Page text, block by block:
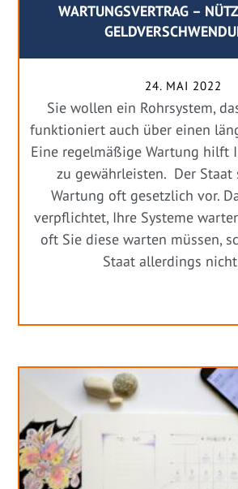
WARTUNGSVERTRAG –
24. MAI 2022
Sie wollen ein Rohrsystem,
funktioniert auch über einen
Eine regelmäßige Wartung hilft
zu gewährleisten. Der Staat
Wartung oft gesetzlich vor.
verpflichtet, Ihre Systeme
oft Sie diese warten müssen,
Staat allerdings